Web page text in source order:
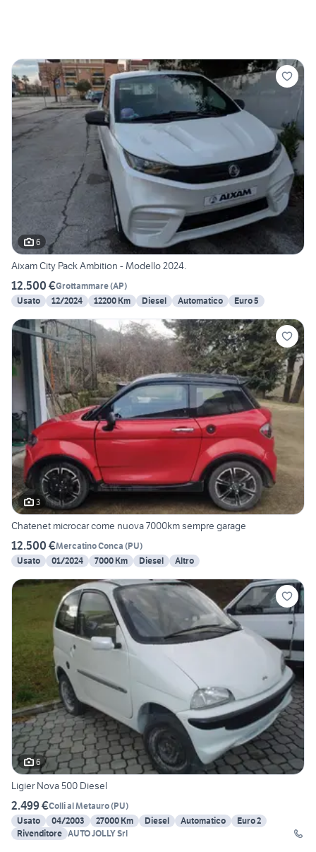
6
Aixam City Pack Ambition - Modello 2024.
12.500 €Grottammare(AP)
Usato
12/2024 12200 Km Diesel Automatico Euro 5
3
Chatenet microcar come nuova 7000km sempre garage
12.500 €Mercatino Conca (PU)
Usato
01/2024 7000 Km Diesel Altro
6
Ligier Nova 500 Diesel
2.499 €Colli al Metauro(PU)
Usato
04/2003 27000 Km Diesel Automatico
Euro 2
Rivenditore AUTO JOLLY Srl